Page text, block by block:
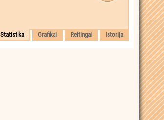
Statistika Grafikai Reitingai Istorija